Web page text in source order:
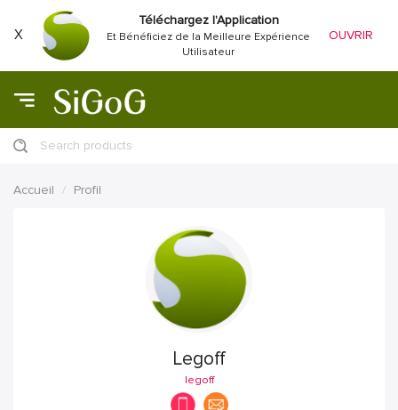
X
Téléchargez l'Application
Et Bénéficiez de la Meilleure Expérience
Utilisateur
OUVRIR
Search products
Accueil Profil
Legoff
legoff